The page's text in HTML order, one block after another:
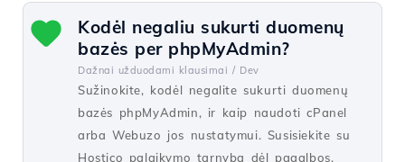
Kodėl negaliu sukurti duomenų
bazės per phpMyAdmin?
Dažnai užduodami klausimai / Dev
Sužinokite, kodėl negalite sukurti duomenų
bazės phpMyAdmin, ir kaip naudoti cPanel
arba Webuzo jos nustatymui. Susisiekite su
Hostico palaikymo tarnyba dėl pagalbos.